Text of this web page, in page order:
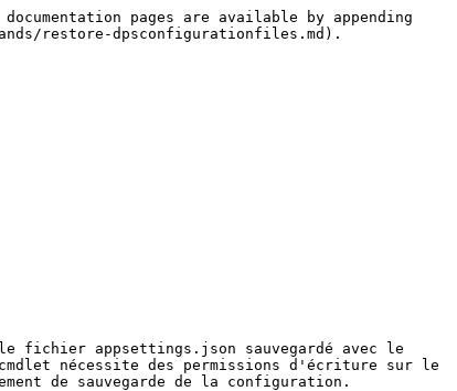
pages are available by appending
restore-dpsconfigurationfiles.md).
fichier appsettings.json sauvegardé avec le
nécessite des permissions d'écriture sur le
de sauvegarde de la configuration.